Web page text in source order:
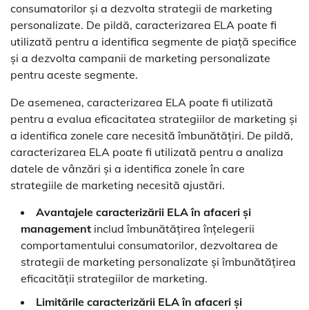
consumatorilor și a dezvolta strategii de marketing
personalizate. De pildă, caracterizarea ELA poate fi
utilizată pentru a identifica segmente de piață specifice
și a dezvolta campanii de marketing personalizate
pentru aceste segmente.
De asemenea, caracterizarea ELA poate fi utilizată
pentru a evalua eficacitatea strategiilor de marketing și
a identifica zonele care necesită îmbunătățiri. De pildă,
caracterizarea ELA poate fi utilizată pentru a analiza
datele de vânzări și a identifica zonele în care
strategiile de marketing necesită ajustări.
Avantajele caracterizării ELA în afaceri și
management includ îmbunătățirea înțelegerii
comportamentului consumatorilor, dezvoltarea de
strategii de marketing personalizate și îmbunătățirea
eficacității strategiilor de marketing.
Limitările caracterizării ELA în afaceri și